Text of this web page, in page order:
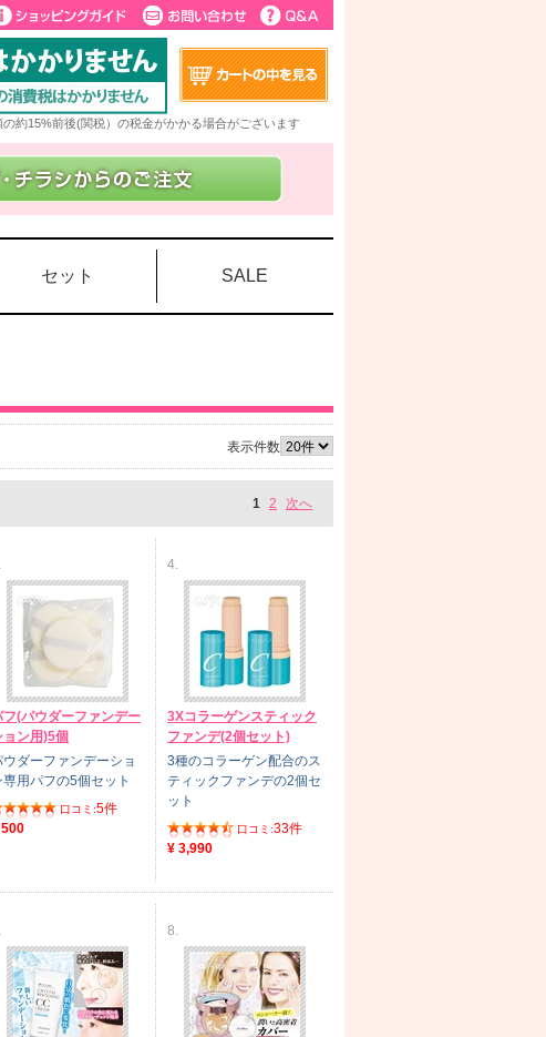
約15%前後(関税）の税金がかかる場合がございます
セット SALE
表示件数
1 2 次へ
フ(パウダーファンデー
ョン用)5個
ウダーファンデーショ
専用パフの5個セット
口コミ:5件
4.
3Xコラーゲンスティック
ファンデ(2個セット)
3種のコラーゲン配合のス
ティックファンデの2個セ
ット
口コミ:33件
¥ 3,990
8.